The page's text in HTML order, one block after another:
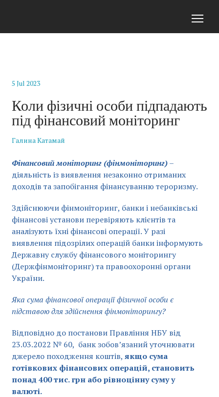
5 Jul 2023
Коли фізичні особи підпадають
під фінансовий моніторинг
Галина Катамай
Фінансовий моніторинг (фінмоніторинг)–
діяльність із виявлення незаконно отриманих
доходів та запобігання фінансуванню тероризму.
Здійснюючи фінмоніторинг, банки і небанківські
фінансові установи перевіряють клієнтів та
аналізують їхні фінансові операції. У разі
виявлення підозрілих операцій банки інформують
Державну службу фінансового моніторингу
(Держфінмоніторинг) та правоохоронні органи
України.
Яка сума фінансової операції фізичної особи є
підставою для здійснення фінмоніторингу?
Відповідно до постанови Правління НБУ від
23.03.2022 № 60, банк зобов’язаний уточнювати
джерело походження коштів, якщо сума
готівкових фінансових операцій, становить
понад 400 тис. грн або рівноцінну суму у
валюті.